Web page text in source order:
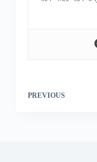
PREVIOUS